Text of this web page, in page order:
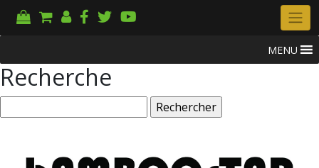
MENU
Recherche